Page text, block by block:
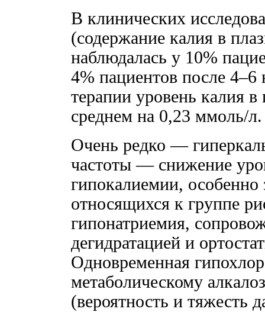
В клинических
(содержание калия в
наблюдалась у 10%
4% пациентов после
терапии уровень калия
среднем на 0,23 ммоль/л.
Очень редко —
частоты — снижение
гипокалиемии, особенно
относящихся к группе
гипонатриемия,
дегидратацией и
Одновременная
метаболическому
(вероятность и тяжесть